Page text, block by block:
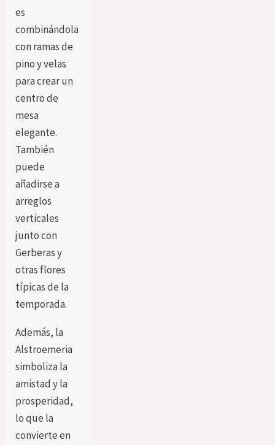
es
combinándola
con ramas de
pino y velas
para crear un
centro de
mesa
elegante.
También
puede
añadirse a
arreglos
verticales
junto con
Gerberas y
otras flores
típicas de la
temporada.
Además, la
Alstroemeria
simboliza la
amistad y la
prosperidad,
lo que la
convierte en